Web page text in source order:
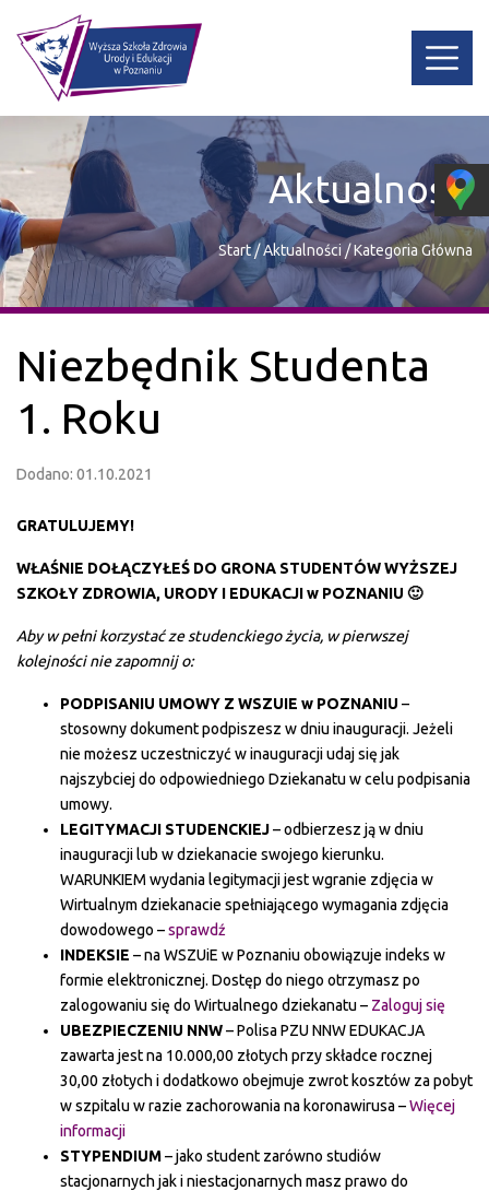
Aktualności
Start/Aktualności /Kategoria Główna
Niezbędnik Studenta
1. Roku
Dodano: 01.10.2021
GRATULUJEMY!
WŁAŚNIE DOŁĄCZYŁEŚ DO GRONA STUDENTÓW WYŻSZEJ
SZKOŁY ZDROWIA, URODY I EDUKACJI w POZNANIU 🙂
Aby w pełni korzystać ze studenckiego życia, w pierwszej
kolejności nie zapomnij o:
PODPISANIU UMOWY Z WSZUIE w POZNANIU –
stosowny dokument podpiszesz w dniu inauguracji. Jeżeli
nie możesz uczestniczyć w inauguracji udaj się jak
najszybciej do odpowiedniego Dziekanatu w celu podpisania
umowy.
LEGITYMACJI STUDENCKIEJ– odbierzesz ją w dniu
inauguracji lub w dziekanacie swojego kierunku.
WARUNKIEM wydania legitymacji jest wgranie zdjęcia w
Wirtualnym dziekanacie spełniającego wymagania zdjęcia
dowodowego –sprawdź
INDEKSIE – na WSZUiE w Poznaniu obowiązuje indeks w
formie elektronicznej. Dostęp do niego otrzymasz po
zalogowaniu się do Wirtualnego dziekanatu – Zaloguj się
UBEZPIECZENIU NNW– Polisa PZU NNW EDUKACJA
zawarta jest na 10.000,00 złotych przy składce rocznej
30,00 złotych i dodatkowo obejmuje zwrot kosztów za pobyt
w szpitalu w razie zachorowania na koronawirusa –Więcej
informacji
STYPENDIUM– jako student zarówno studiów
stacjonarnych jak i niestacjonarnych masz prawo do